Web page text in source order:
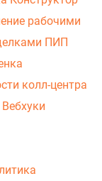
рабочими
ПИП
колл-центра
Вебхуки